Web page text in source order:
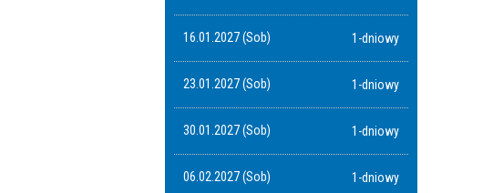
16.01.2027 (Sob) 1-dniowy
23.01.2027 (Sob) 1-dniowy
30.01.2027 (Sob) 1-dniowy
06.02.2027 (Sob) 1-dniowy